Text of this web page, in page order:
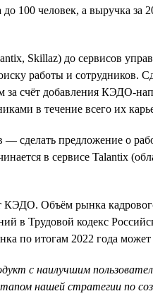
100 человек, а выручка за
Skillaz) до сервисов
работы и сотрудников.
за счёт добавления КЭДО-
в течение всего их
предложение о
в сервисе Talantix
Объём рынка
в Трудовой кодекс
по итогам 2022 года может
с наилучшим
нашей стратегии по